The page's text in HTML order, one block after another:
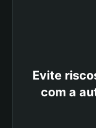
Evite
com a